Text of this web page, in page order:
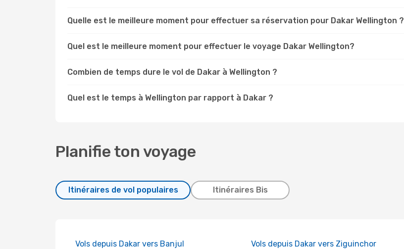
Quelle est le meilleure moment pour effectuer sa réservation pour Dakar Wellington ?
Quel est le meilleure moment pour effectuer le voyage Dakar Wellington?
Combien de temps dure le vol de Dakar à Wellington ?
Quel est le temps à Wellington par rapport à Dakar ?
Planifie ton voyage
Itinéraires de vol populaires Itinéraires Bis
Vols depuis Dakar vers Banjul Vols depuis Dakar vers Ziguinchor